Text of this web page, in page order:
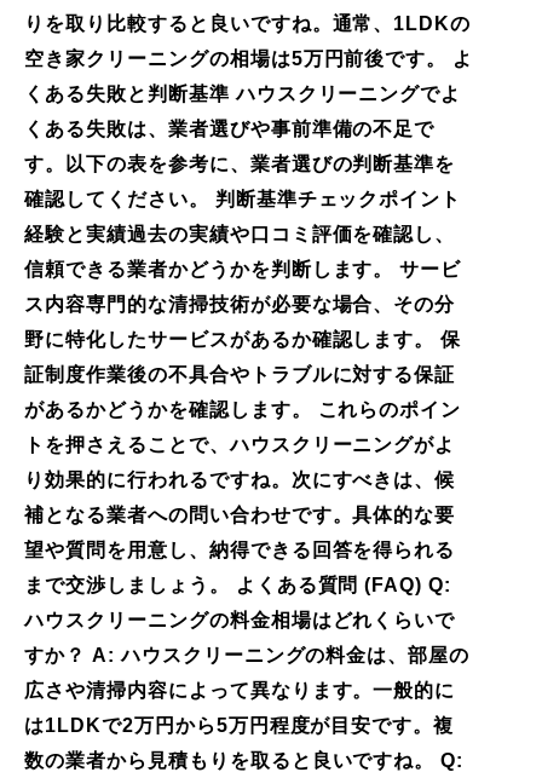
りを取り比較すると良いですね。通常、1LDKの
空き家クリーニングの相場は5万円前後です。 よ
くある失敗と判断基準 ハウスクリーニングでよ
くある失敗は、業者選びや事前準備の不足で
す。以下の表を参考に、業者選びの判断基準を
確認してください。 判断基準チェックポイント
経験と実績過去の実績や口コミ評価を確認し、
信頼できる業者かどうかを判断します。 サービ
ス内容専門的な清掃技術が必要な場合、その分
野に特化したサービスがあるか確認します。 保
証制度作業後の不具合やトラブルに対する保証
があるかどうかを確認します。 これらのポイン
トを押さえることで、ハウスクリーニングがよ
り効果的に行われるですね。次にすべきは、候
補となる業者への問い合わせです。具体的な要
望や質問を用意し、納得できる回答を得られる
まで交渉しましょう。 よくある質問 (FAQ) Q:
ハウスクリーニングの料金相場はどれくらいで
すか？ A: ハウスクリーニングの料金は、部屋の
広さや清掃内容によって異なります。一般的に
は1LDKで2万円から5万円程度が目安です。複
数の業者から見積もりを取ると良いですね。 Q: